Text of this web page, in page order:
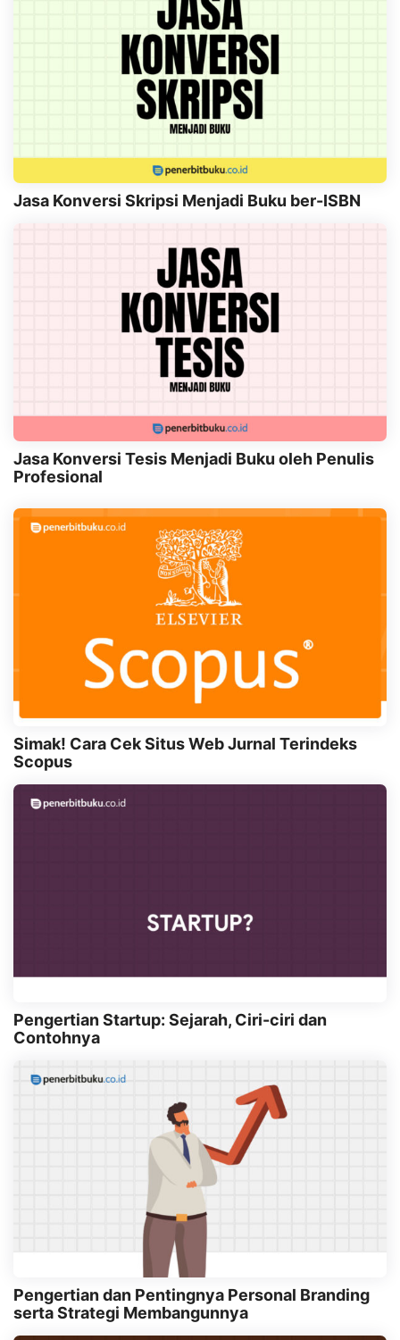
Jasa Konversi Skripsi Menjadi Buku ber-ISBN
Jasa Konversi Tesis Menjadi Buku oleh Penulis
Profesional
Simak! Cara Cek Situs Web Jurnal Terindeks
Scopus
Pengertian Startup: Sejarah, Ciri-ciri dan
Contohnya
Pengertian dan Pentingnya Personal Branding
serta Strategi Membangunnya